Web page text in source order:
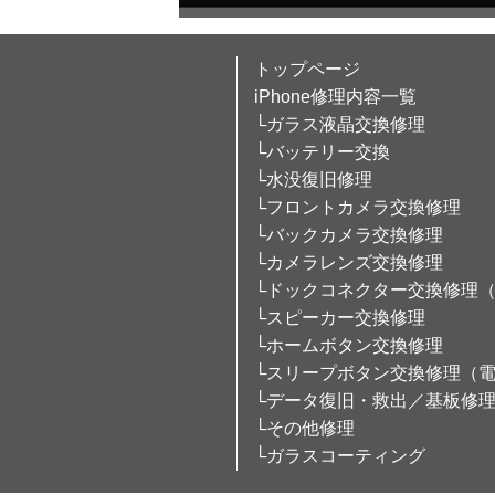
トップページ
iPhone修理内容一覧
└ガラス液晶交換修理
└バッテリー交換
└水没復旧修理
└フロントカメラ交換修理
└バックカメラ交換修理
└カメラレンズ交換修理
└ドックコネクター交換修理
└スピーカー交換修理
└ホームボタン交換修理
└スリープボタン交換修理（
└データ復旧・救出／基板修理
└その他修理
└ガラスコーティング